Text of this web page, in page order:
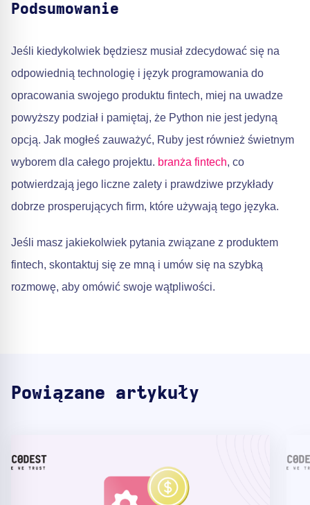
Podsumowanie
Jeśli kiedykolwiek będziesz musiał zdecydować się na
odpowiednią technologię i język programowania do
opracowania swojego produktu fintech, miej na uwadze
powyższy podział i pamiętaj, że Python nie jest jedyną
opcją. Jak mogłeś zauważyć, Ruby jest również świetnym
wyborem dla całego projektu. branża fintech, co
potwierdzają jego liczne zalety i prawdziwe przykłady
dobrze prosperujących firm, które używają tego języka.
Jeśli masz jakiekolwiek pytania związane z produktem
fintech, skontaktuj się ze mną i umów się na szybką
rozmowę, aby omówić swoje wątpliwości.
Powiązane artykuły